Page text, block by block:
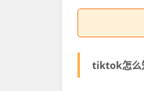
tiktok怎么